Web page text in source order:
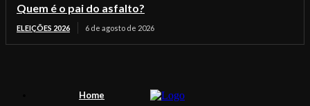
Quem é o pai do asfalto?
ELEIÇÕES 2026 6 de agosto de 2026
Home